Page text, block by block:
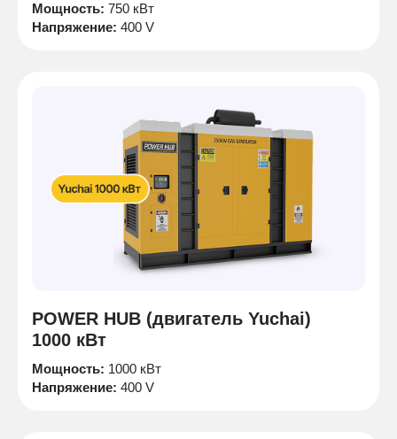
Мощность: 750 кВт
Напряжение: 400 V
POWER HUB (двигатель Yuchai)
1000 кВт
Мощность: 1000 кВт
Напряжение: 400 V